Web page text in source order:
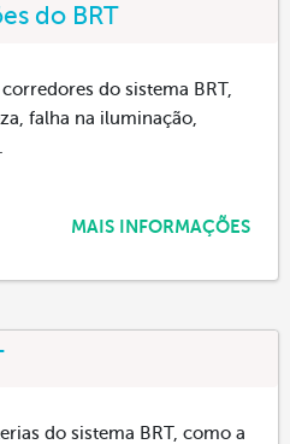
do BRT
do sistema BRT,
falha na iluminação,
MAIS INFORMAÇÕES
do sistema BRT, como a